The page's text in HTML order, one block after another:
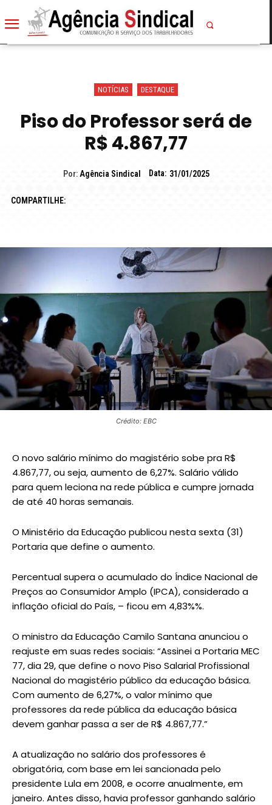
NOTÍCIAS DESTAQUE
Piso do Professor será de
R$ 4.867,77
Por: Agência Sindical Data: 31/01/2025
COMPARTILHE:
Crédito: EBC
O novo salário mínimo do magistério sobe pra R$
4.867,77, ou seja, aumento de 6,27%. Salário válido
para quem leciona na rede pública e cumpre jornada
de até 40 horas semanais.
O Ministério da Educação publicou nesta sexta (31)
Portaria que define o aumento.
Percentual supera o acumulado do Índice Nacional de
Preços ao Consumidor Amplo (IPCA), considerado a
inflação oficial do País, – ficou em 4,83%%.
O ministro da Educação Camilo Santana anunciou o
reajuste em suas redes sociais: “Assinei a Portaria MEC
77, dia 29, que define o novo Piso Salarial Profissional
Nacional do magistério público da educação básica.
Com aumento de 6,27%, o valor mínimo que
professores da rede pública da educação básica
devem ganhar passa a ser de R$ 4.867,77.”
A atualização no salário dos professores é
obrigatória, com base em lei sancionada pelo
presidente Lula em 2008, e ocorre anualmente, em
janeiro. Antes disso, havia professor ganhando salário